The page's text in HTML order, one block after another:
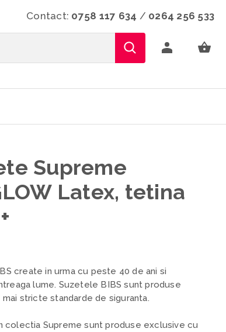
Contact: 0758 117 634 / 0264 256 533
Supreme
Latex, tetina
create in urma cu peste 40 de ani si
lume. Suzetele BIBS sunt produse
stricte standarde de siguranta.
colectia Supreme sunt produse exclusive cu